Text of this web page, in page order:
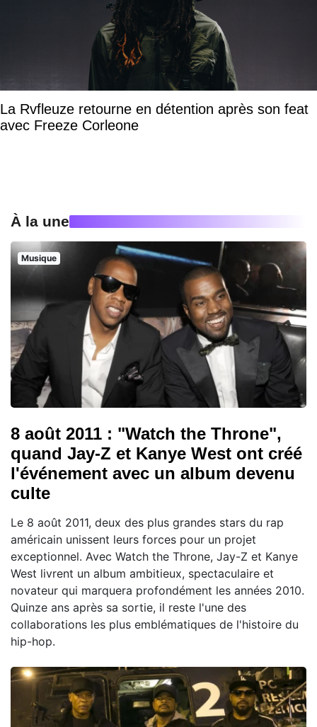
La Rvfleuze retourne en détention après son feat
avec Freeze Corleone
À la une
Musique
8 août 2011 : "Watch the Throne",
quand Jay-Z et Kanye West ont créé
l'événement avec un album devenu
culte
Le 8 août 2011, deux des plus grandes stars du rap
américain unissent leurs forces pour un projet
exceptionnel. Avec Watch the Throne, Jay-Z et Kanye
West livrent un album ambitieux, spectaculaire et
novateur qui marquera profondément les années 2010.
Quinze ans après sa sortie, il reste l'une des
collaborations les plus emblématiques de l'histoire du
hip-hop.